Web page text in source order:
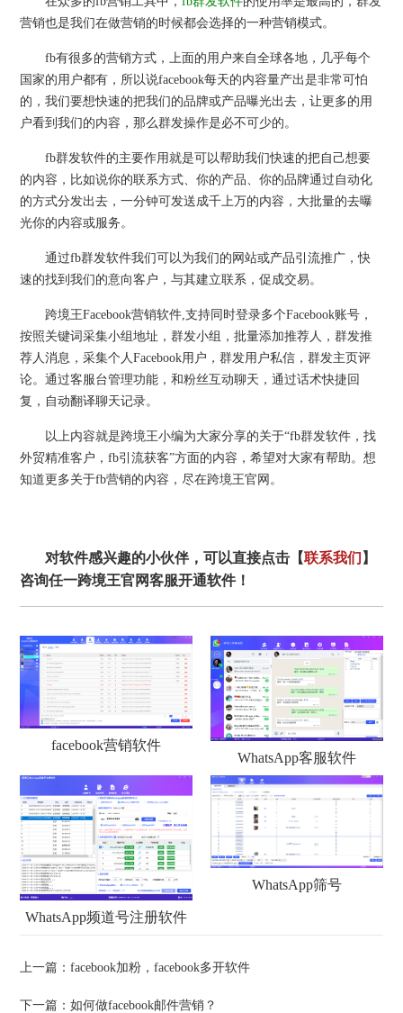
营销也是我们在做营销的时候都会选择的一种营销模式。
fb有很多的营销方式，上面的用户来自全球各地，几乎每个
国家的用户都有，所以说facebook每天的内容量产出是非常可怕
的，我们要想快速的把我们的品牌或产品曝光出去，让更多的用
户看到我们的内容，那么群发操作是必不可少的。
fb群发软件的主要作用就是可以帮助我们快速的把自己想要
的内容，比如说你的联系方式、你的产品、你的品牌通过自动化
的方式分发出去，一分钟可发送成千上万的内容，大批量的去曝
光你的内容或服务。
通过fb群发软件我们可以为我们的网站或产品引流推广，快
速的找到我们的意向客户，与其建立联系，促成交易。
跨境王Facebook营销软件,支持同时登录多个Facebook账号，
按照关键词采集小组地址，群发小组，批量添加推荐人，群发推
荐人消息，采集个人Facebook用户，群发用户私信，群发主页评
论。通过客服台管理功能，和粉丝互动聊天，通过话术快捷回
复，自动翻译聊天记录。
以上内容就是跨境王小编为大家分享的关于“fb群发软件，找
外贸精准客户，fb引流获客”方面的内容，希望对大家有帮助。想
知道更多关于fb营销的内容，尽在跨境王官网。
对软件感兴趣的小伙伴，可以直接点击【联系我们 】
咨询任一跨境王官网客服开通软件！
facebook营销软件
WhatsApp客服软件
WhatsApp频道号注册软件
WhatsApp筛号
上一篇：facebook加粉，facebook多开软件
下一篇：如何做facebook邮件营销？